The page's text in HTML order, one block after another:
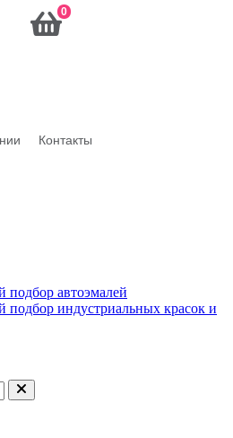
0
Контакты
автоэмалей
индустриальных красок и